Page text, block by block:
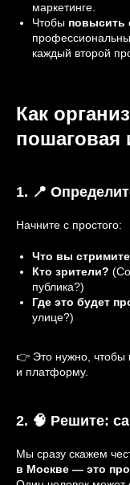
маркетинге.
Чтобы повысить
каждый второй
Как
пошаговая
1. 📍
Начните с простого:
Что вы
Кто зрители?
публика?)
Где это будет
улице?)
👉 Это нужно, чтобы
и платформу.
2. 🧠 Решите:
Мы сразу скажем
в Москве — это